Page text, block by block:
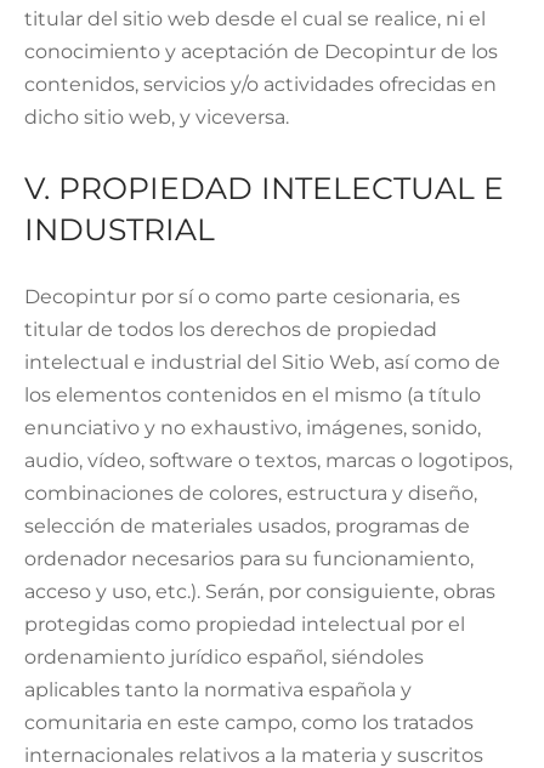
titular del sitio web desde el cual se realice, ni el
conocimiento y aceptación de Decopintur de los
contenidos, servicios y/o actividades ofrecidas en
dicho sitio web, y viceversa.
V. PROPIEDAD INTELECTUAL E
INDUSTRIAL
Decopintur por sí o como parte cesionaria, es
titular de todos los derechos de propiedad
intelectual e industrial del Sitio Web, así como de
los elementos contenidos en el mismo (a título
enunciativo y no exhaustivo, imágenes, sonido,
audio, vídeo, software o textos, marcas o logotipos,
combinaciones de colores, estructura y diseño,
selección de materiales usados, programas de
ordenador necesarios para su funcionamiento,
acceso y uso, etc.). Serán, por consiguiente, obras
protegidas como propiedad intelectual por el
ordenamiento jurídico español, siéndoles
aplicables tanto la normativa española y
comunitaria en este campo, como los tratados
internacionales relativos a la materia y suscritos